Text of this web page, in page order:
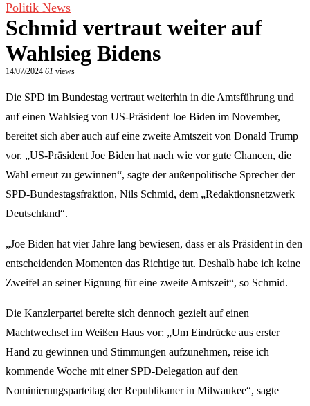
Politik News
Schmid vertraut weiter auf
Wahlsieg Bidens
14/07/2024 61 views
Die SPD im Bundestag vertraut weiterhin in die Amtsführung und
auf einen Wahlsieg von US-Präsident Joe Biden im November,
bereitet sich aber auch auf eine zweite Amtszeit von Donald Trump
vor. „US-Präsident Joe Biden hat nach wie vor gute Chancen, die
Wahl erneut zu gewinnen“, sagte der außenpolitische Sprecher der
SPD-Bundestagsfraktion, Nils Schmid, dem „Redaktionsnetzwerk
Deutschland“.
„Joe Biden hat vier Jahre lang bewiesen, dass er als Präsident in den
entscheidenden Momenten das Richtige tut. Deshalb habe ich keine
Zweifel an seiner Eignung für eine zweite Amtszeit“, so Schmid.
Die Kanzlerpartei bereite sich dennoch gezielt auf einen
Machtwechsel im Weißen Haus vor: „Um Eindrücke aus erster
Hand zu gewinnen und Stimmungen aufzunehmen, reise ich
kommende Woche mit einer SPD-Delegation auf den
Nominierungsparteitag der Republikaner in Milwaukee“, sagte